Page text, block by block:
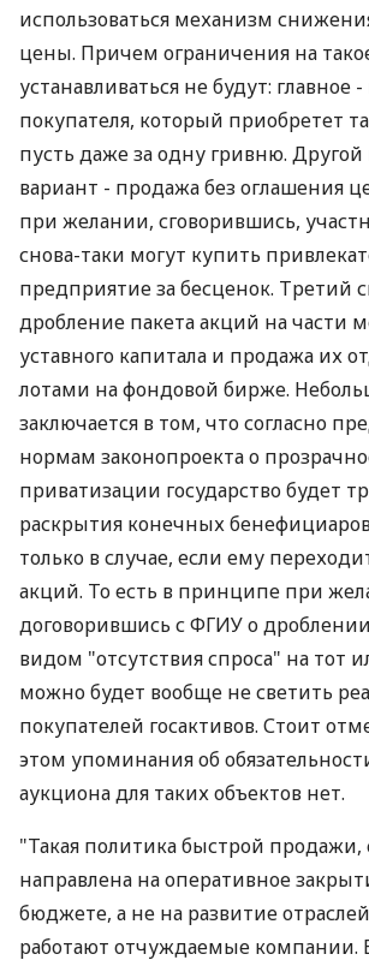
использоваться механизм
цены. Причем ограничения на
устанавливаться не будут: главное
покупателя, который приобретет
пусть даже за одну гривню.
вариант - продажа без оглашения
при желании, сговорившись,
снова-таки могут купить
предприятие за бесценок. Третий
дробление пакета акций на части
уставного капитала и продажа их
лотами на фондовой бирже.
заключается в том, что согласно
нормам законопроекта о
приватизации государство будет
раскрытия конечных
только в случае, если ему
акций. То есть в принципе при
договорившись с ФГИУ о
видом "отсутствия спроса" на тот
можно будет вообще не светить
покупателей госактивов. Стоит
этом упоминания об
аукциона для таких объектов нет.
"Такая политика быстрой продажи,
направлена на оперативное
бюджете, а не на развитие
работают отчуждаемые компании.